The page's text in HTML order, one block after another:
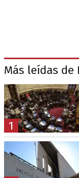
Más leídas de
1